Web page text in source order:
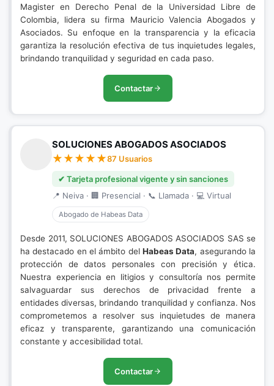
Magister en Derecho Penal de la Universidad Libre de
Colombia, lidera su firma Mauricio Valencia Abogados y
Asociados. Su enfoque en la transparencia y la eficacia
garantiza la resolución efectiva de tus inquietudes legales,
brindando tranquilidad y seguridad en cada paso.
Contactar
SOLUCIONES ABOGADOS ASOCIADOS
87 Usuarios
✔ Tarjeta profesional vigente y sin sanciones
📍 Neiva · 🏢 Presencial · 📞 Llamada · 💻 Virtual
Abogado de Habeas Data
Desde 2011, SOLUCIONES ABOGADOS ASOCIADOS SAS se
ha destacado en el ámbito del Habeas Data, asegurando la
protección de datos personales con precisión y ética.
Nuestra experiencia en litigios y consultoría nos permite
salvaguardar sus derechos de privacidad frente a
entidades diversas, brindando tranquilidad y confianza. Nos
comprometemos a resolver sus inquietudes de manera
eficaz y transparente, garantizando una comunicación
constante y accesibilidad total.
Contactar